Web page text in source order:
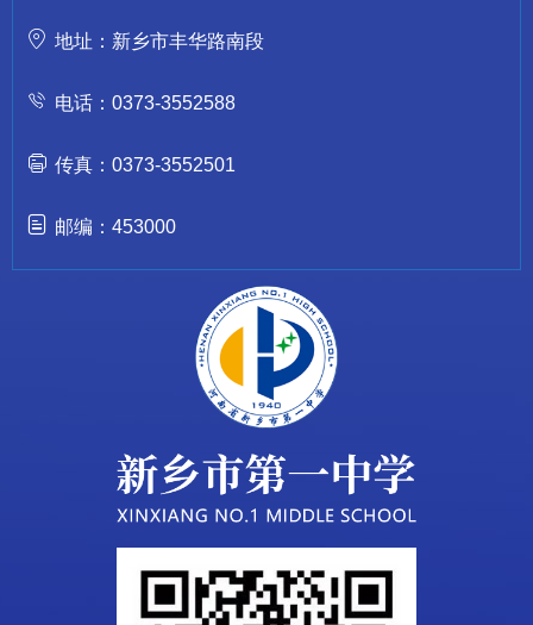
地址：新乡市丰华路南段
电话：0373-3552588
传真：0373-3552501
邮编：453000